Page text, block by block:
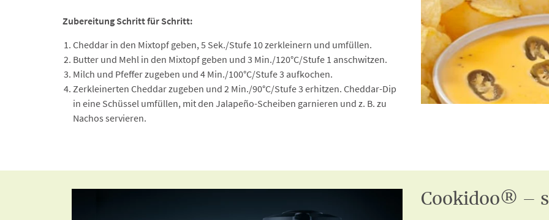
Zubereitung Schritt für Schritt:
Cheddar in den Mixtopf geben, 5 Sek./Stufe 10 zerkleinern und umfüllen.
Butter und Mehl in den Mixtopf geben und 3 Min./120°C/Stufe 1 anschwitzen.
Milch und Pfeffer zugeben und 4 Min./100°C/Stufe 3 aufkochen.
Zerkleinerten Cheddar zugeben und 2 Min./90°C/Stufe 3 erhitzen. Cheddar-Dip
in eine Schüssel umfüllen, mit den Jalapeño-Scheiben garnieren und z. B. zu
Nachos servieren.
Cookidoo® –